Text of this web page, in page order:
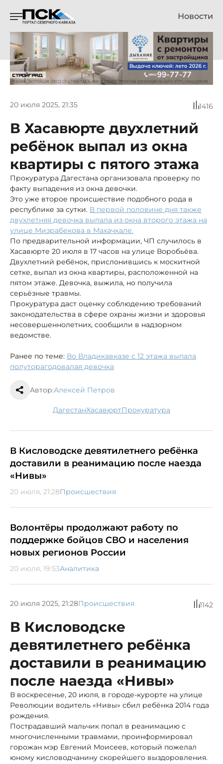
Новости
20 июля 2025, 21:35 1416
В Хасавюрте двухлетний
ребёнок выпал из окна
квартиры с пятого этажа
Прокуратура Дагестана организовала проверку по
факту выпадения из окна девочки.
Это уже второе происшествие подобного рода в
республике за сутки. В первой половине дня также
двухлетняя девочка выпала из окна второго этажа на
улице Мизрабекова в Махачкале.
По предварительной информации, ЧП случилось в
Хасавюрте 20 июля в 17 часов на улице Воробьёва.
Двухлетний ребёнок, прислонившись к москитной
сетке, выпал из окна квартиры, расположенной на
пятом этаже. Девочка, выжила, но получила
серьёзные травмы.
Прокуратура даст оценку соблюдению требований
законодательства в сфере охраны жизни и здоровья
несовершеннолетних, сообщили в надзорном
ведомстве.
Ранее по теме: Во Владикавказе с 12 этажа выпала
полуторагодовалая девочка
Автор:Алексей Петров
Дагестан Хасавюрт прокуратура
В Кисловодске девятилетнего ребёнка
доставили в реанимацию после наезда
«Нивы»
20 июля, 21:28Происшествия
Волонтёры продолжают работу по
поддержке бойцов СВО и населения
новых регионов России
20 июля, 19:53Аналитика
20 июля 2025, 21:28Происшествия 1142
В Кисловодске
девятилетнего ребёнка
доставили в реанимацию
после наезда «Нивы»
В воскресенье, 20 июля, в городе-курорте на улице
Революции водитель «Нивы» сбил ребёнка 2014 года
рождения.
Пострадавший мальчик попал в реанимацию с
многочисленными травмами, проинформировал
горожан мэр Евгений Моисеев, который пожелал
юному кисловодчанину скорейшего выздоровления.